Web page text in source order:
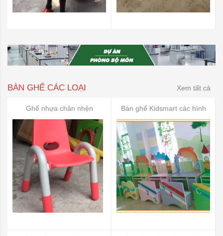
BÀN GHẾ CÁC LOẠI Xem tất cả
Ghế nhựa chân nhện Bàn ghế Kidsmart các hình